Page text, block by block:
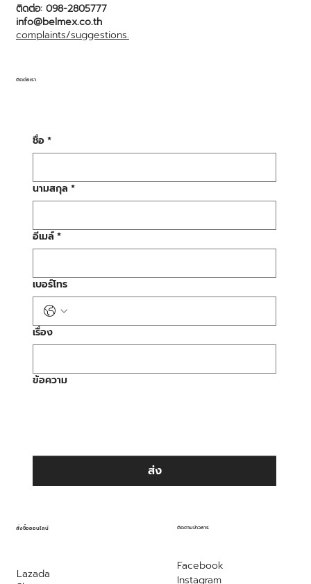
ติดต่อ: 098-2805777
info@belmex.co.th
complaints/suggestions.
Facebook
Instagram
ติดตามข่าวสาร
สั่งซื้อออนไลน์
Lazada
ชื่อ*
นามสกุล *
อีเมล์*
เบอร์โทร
เรื่อง
ข้อความ
ส่ง
ติดต่อเรา